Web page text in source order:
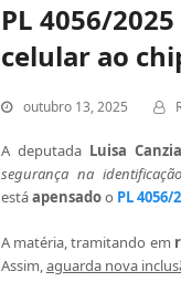
PL 4056/
celular ao
outubro 13, 2025
A deputada Luisa
segurança na
estáapensadoo PL 4056/
A matéria, tramitando em
Assim,aguarda nova